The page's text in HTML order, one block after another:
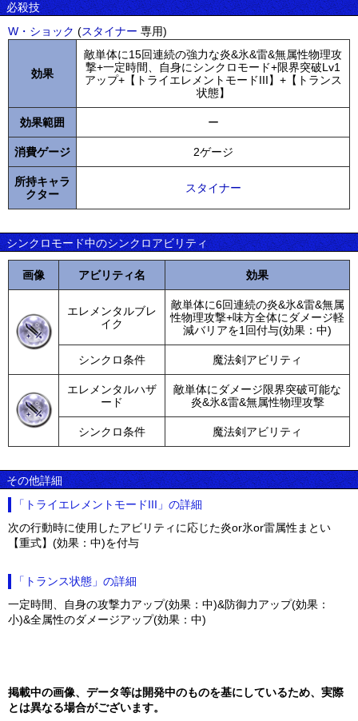
必殺技
W・ショック (スタイナー 専用)
効果
敵単体に15回連続の強力な炎&氷&雷&無属性物理攻
撃+一定時間、自身にシンクロモード+限界突破Lv1
アップ+【トライエレメントモードIII】+【トランス
状態】
効果範囲 ー
消費ゲージ 2ゲージ
所持キャラ
クター
スタイナー
シンクロモード中のシンクロアビリティ
画像 アビリティ名 効果
エレメンタルブレ
イク
敵単体に6回連続の炎&氷&雷&無属
性物理攻撃+味方全体にダメージ軽
減バリアを1回付与(効果：中)
シンクロ条件 魔法剣アビリティ
エレメンタルハザ
ード
敵単体にダメージ限界突破可能な
炎&氷&雷&無属性物理攻撃
シンクロ条件 魔法剣アビリティ
その他詳細
「トライエレメントモードIII」の詳細
次の行動時に使用したアビリティに応じた炎or氷or雷属性まとい
【重式】(効果：中)を付与
「トランス状態」の詳細
一定時間、自身の攻撃力アップ(効果：中)&防御力アップ(効果：
小)&全属性のダメージアップ(効果：中)
掲載中の画像、データ等は開発中のものを基にしているため、実際
とは異なる場合がございます。